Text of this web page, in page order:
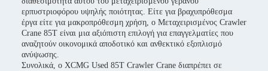
ερπυστριοφόρου υψηλής ποιότητας. Είτε για βραχυπρόθεσμα
έργα είτε για μακροπρόθεσμη χρήση, ο Μεταχειρισμένος Crawler
Crane 85T είναι μια αξιόπιστη επιλογή για επαγγελματίες που
αναζητούν οικονομικά αποδοτικό και ανθεκτικό εξοπλισμό
ανύψωσης.
Συνολικά, ο XCMG Used 85T Crawler Crane διαπρέπει σε